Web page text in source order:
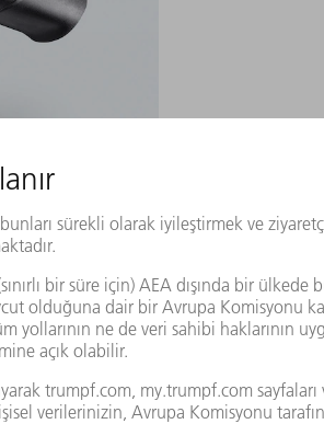
Dayanıklı pah
tasarlanmıştır ve